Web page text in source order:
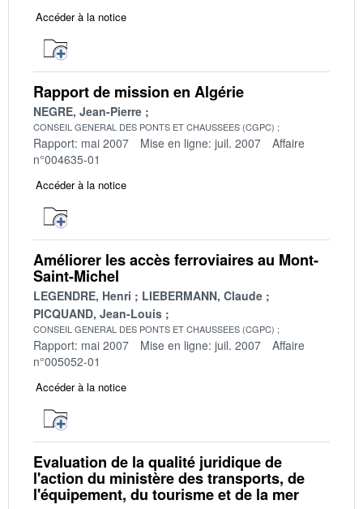
Accéder à la notice
Rapport de mission en Algérie
NEGRE, Jean-Pierre
CONSEIL GENERAL DES PONTS ET CHAUSSEES (CGPC)
Rapport: mai 2007 Mise en ligne: juil. 2007
Affaire
n°004635-01
Accéder à la notice
Améliorer les accès ferroviaires au Mont-
Saint-Michel
LEGENDRE, Henri
LIEBERMANN, Claude
PICQUAND, Jean-Louis
CONSEIL GENERAL DES PONTS ET CHAUSSEES (CGPC)
Rapport: mai 2007 Mise en ligne: juil. 2007
Affaire
n°005052-01
Accéder à la notice
Evaluation de la qualité juridique de
l'action du ministère des transports, de
l'équipement, du tourisme et de la mer